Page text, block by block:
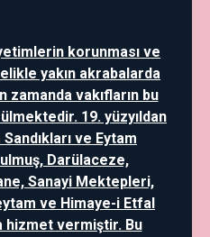
korunması ve
yakın akrabalarda
vakıfların bu
19. yüzyıldan
ve Eytam
Darülaceze,
Sanayi Mektepleri,
ve Himaye-i Etfal
hizmet vermiştir. Bu